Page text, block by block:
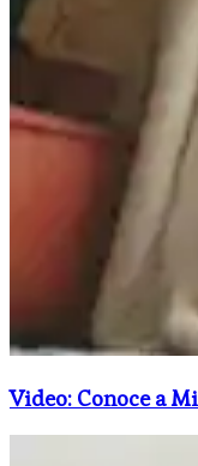
Video: Conoce a